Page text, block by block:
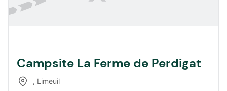
Campsite La Ferme de Perdigat
, Limeuil